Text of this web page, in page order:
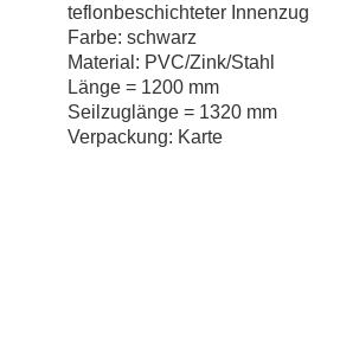
teflonbeschichteter Innenzug
Farbe: schwarz
Material: PVC/Zink/Stahl
Länge = 1200 mm
Seilzuglänge = 1320 mm
Verpackung: Karte